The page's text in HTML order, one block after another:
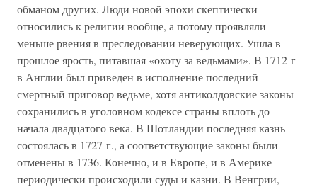
обманом других. Люди новой эпохи скептически
относились к религии вообще, а потому проявляли
меньше рвения в преследовании неверующих. Ушла в
прошлое ярость, питавшая «охоту за ведьмами». В 1712 г
в Англии был приведен в исполнение последний
смертный приговор ведьме, хотя антиколдовские законы
сохранились в уголовном кодексе страны вплоть до
начала двадцатого века. В Шотландии последняя казнь
состоялась в 1727 г., а соответствующие законы были
отменены в 1736. Конечно, и в Европе, и в Америке
периодически происходили суды и казни. В Венгрии,